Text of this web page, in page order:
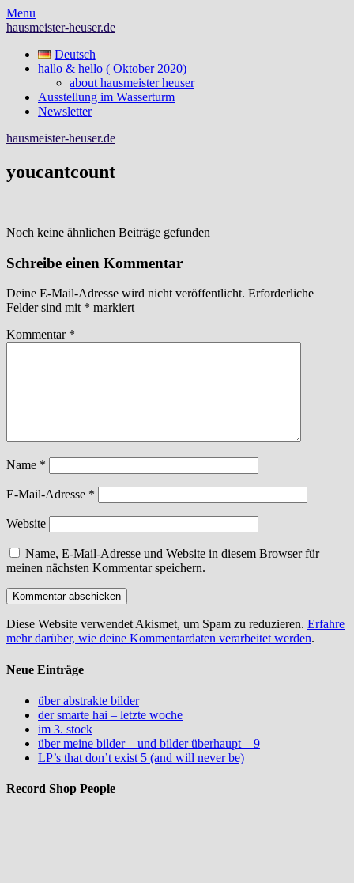
Skip
to
Menu
hausmeister-heuser.de
Deutsch
hallo & hello ( Oktober 2020)
about hausmeister heuser
Ausstellung im Wasserturm
Newsletter
hausmeister-heuser.de
youcantcount
Noch keine ähnlichen Beiträge gefunden
Schreibe einen Kommentar
Deine E-Mail-Adresse wird nicht veröffentlicht. Erforderliche
Felder sind mit * markiert
Kommentar *
Name *
E-Mail-Adresse *
Website
Name, E-Mail-Adresse und Website in diesem Browser für
meinen nächsten Kommentar speichern.
Diese Website verwendet Akismet, um Spam zu reduzieren. Erfahre
mehr darüber, wie deine Kommentardaten verarbeitet werden.
Neue Einträge
über abstrakte bilder
der smarte hai – letzte woche
im 3. stock
über meine bilder – und bilder überhaupt – 9
LP’s that don’t exist 5 (and will never be)
Record Shop People